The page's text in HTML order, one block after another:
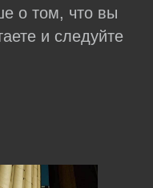
о том, что вы
и следуйте